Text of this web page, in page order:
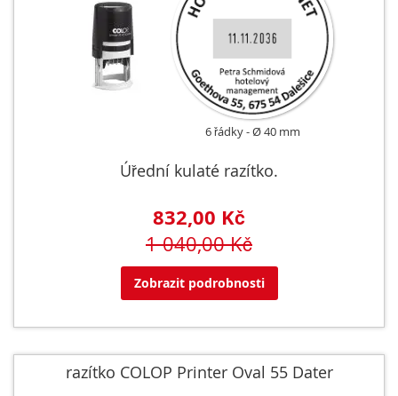
6 řádky Ø 40 mm
Úřední kulaté razítko.
832,00 Kč
1 040,00 Kč
Zobrazit podrobnosti
razítko COLOP Printer Oval 55 Dater